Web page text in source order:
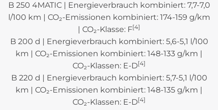
B 250 4MATIC | Energieverbrauch kombiniert: 7,7-7,0
l/100 km | CO₂-Emissionen kombiniert: 174-159 g/km
| CO₂-Klasse: F[4]
B 200 d | Energieverbrauch kombiniert: 5,6-5,1 l/100
km | CO₂-Emissionen kombiniert: 148-133 g/km |
CO₂-Klassen: E-D[4]
B 220 d | Energieverbrauch kombiniert: 5,7-5,1 l/100
km | CO₂-Emissionen kombiniert: 148-135 g/km |
CO₂-Klassen: E-D[4]